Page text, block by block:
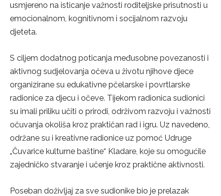
usmjereno na isticanje važnosti roditeljske prisutnosti u
emocionalnom, kognitivnom i socijalnom razvoju
djeteta.
S ciljem dodatnog poticanja međusobne povezanosti i
aktivnog sudjelovanja očeva u životu njihove djece
organizirane su edukativne pčelarske i povrtlarske
radionice za djecu i očeve. Tijekom radionica sudionici
su imali priliku učiti o prirodi, održivom razvoju i važnosti
očuvanja okoliša kroz praktičan rad i igru. Uz navedeno,
održane su i kreativne radionice uz pomoć Udruge
„Čuvarice kulturne baštine“ Kladare, koje su omogućile
zajedničko stvaranje i učenje kroz praktične aktivnosti.
Poseban doživljaj za sve sudionike bio je prelazak